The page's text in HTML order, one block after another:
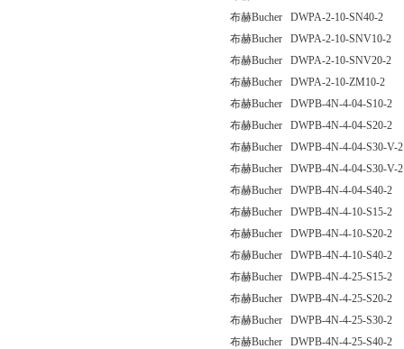
布赫Bucher DWPA-2-10-SN40-2
布赫Bucher DWPA-2-10-SNV10-2
布赫Bucher DWPA-2-10-SNV20-2
布赫Bucher DWPA-2-10-ZM10-2
布赫Bucher DWPB-4N-4-04-S10-2
布赫Bucher DWPB-4N-4-04-S20-2
布赫Bucher DWPB-4N-4-04-S30-V-2
布赫Bucher DWPB-4N-4-04-S30-V-
布赫Bucher DWPB-4N-4-04-S40-2
布赫Bucher DWPB-4N-4-10-S15-2
布赫Bucher DWPB-4N-4-10-S20-2
布赫Bucher DWPB-4N-4-10-S40-2
布赫Bucher DWPB-4N-4-25-S15-2
布赫Bucher DWPB-4N-4-25-S20-2
布赫Bucher DWPB-4N-4-25-S30-2
布赫Bucher DWPB-4N-4-25-S40-2